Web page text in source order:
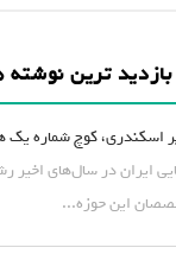
ترین نوشته
اسکندری، کوچ شماره
ایران در سال‌های اخیر
این حوزه...